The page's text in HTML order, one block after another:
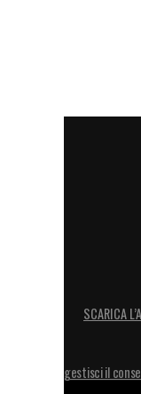
SCARICA
gestisci il